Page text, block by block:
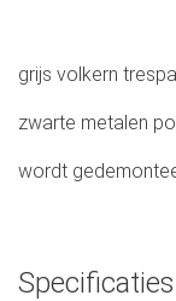
grijs volkern
zwarte metalen
wordt
Specificaties